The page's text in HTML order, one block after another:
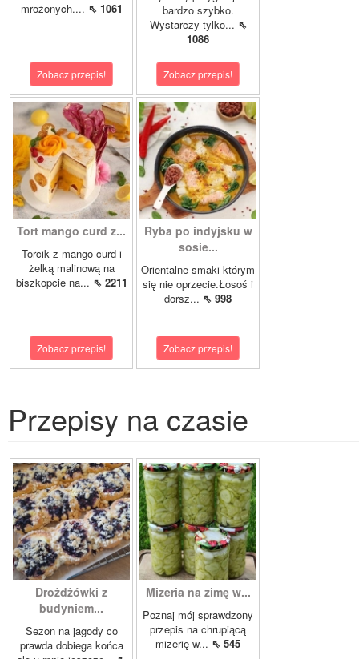
mrożonych.... ⇖ 1061
Zobacz przepis!
bardzo szybko.
Wystarczy tylko... ⇖
1086
Zobacz przepis!
Tort mango curd z...
Torcik z mango curd i
żelką malinową na
biszkopcie na... ⇖ 2211
Zobacz przepis!
Ryba po indyjsku w
sosie...
Orientalne smaki którym
się nie oprzecie.Łosoś i
dorsz... ⇖ 998
Zobacz przepis!
Przepisy na czasie
Drożdżówki z
budyniem...
Sezon na jagody co
prawda dobiega końca
Mizeria na zimę w...
Poznaj mój sprawdzony
przepis na chrupiącą
mizerię w... ⇖ 545